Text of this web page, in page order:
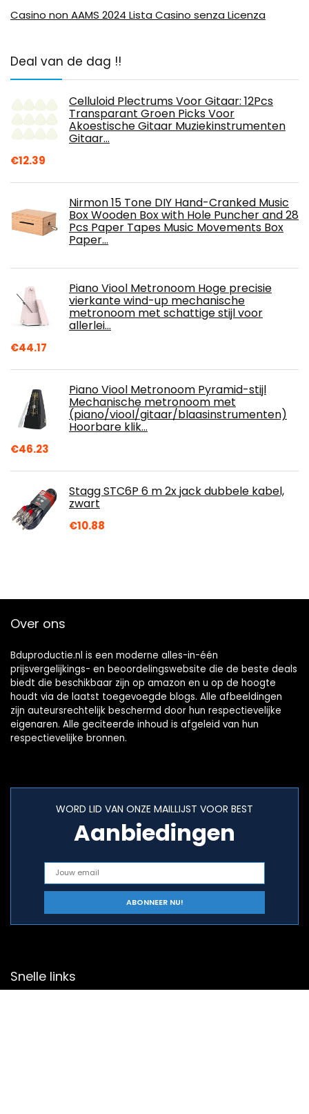
Casino non AAMS 2024 Lista Casino senza Licenza
Deal van de dag !!
Celluloid Plectrums Voor Gitaar: 12Pcs
Transparant Groen Picks Voor
Akoestische Gitaar Muziekinstrumenten
Gitaar…
€12.39
Nirmon 15 Tone DIY Hand-Cranked Music
Box Wooden Box with Hole Puncher and 28
Pcs Paper Tapes Music Movements Box
Paper…
Piano Viool Metronoom Hoge precisie
vierkante wind-up mechanische
metronoom met schattige stijl voor
allerlei…
€44.17
Piano Viool Metronoom Pyramid-stijl
Mechanische metronoom met
(piano/viool/gitaar/blaasinstrumenten)
Hoorbare klik…
€46.23
Stagg STC6P 6 m 2x jack dubbele kabel,
zwart
€10.88
Over ons
Bduproductie.nl is een moderne alles-in-één
prijsvergelijkings- en beoordelingswebsite die de beste deals
biedt die beschikbaar zijn op amazon en u op de hoogte
houdt via de laatst toegevoegde blogs. Alle afbeeldingen
zijn auteursrechtelijk beschermd door hun respectievelijke
eigenaren. Alle geciteerde inhoud is afgeleid van hun
respectievelijke bronnen.
WORD LID VAN ONZE MAILLIJST VOOR BEST
Aanbiedingen
Snelle links